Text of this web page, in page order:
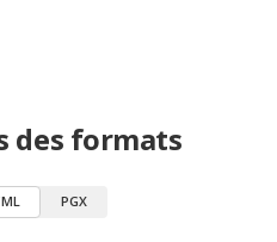
des formats
PGX